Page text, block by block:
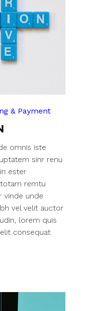
& Payment
omnis iste
sinr renu
ester
remtu
vinde unde
vel velit auctor
lorem quis
consequat